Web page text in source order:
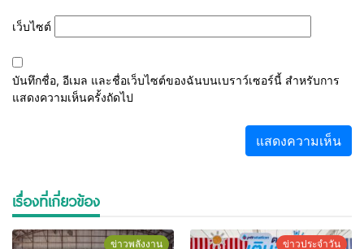
เว็บไซต์
บันทึกชื่อ, อีเมล และชื่อเว็บไซต์ของฉันบนเบราว์เซอร์นี้ สำหรับการ
แสดงความเห็นครั้งถัดไป
เรื่องที่เกี่ยวข้อง
ข่าวพลังงาน ข่าวประจำวัน